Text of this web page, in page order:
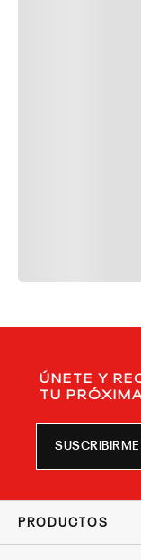
ÚNETE Y
TU
SUSCRIBIRME
PRODUCTOS